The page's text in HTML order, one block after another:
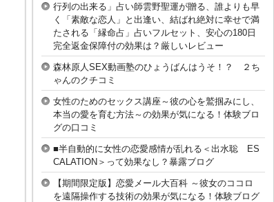
行列の出来る」占い師雲野聖運が贈る、誰よりも早
く「素敵な恋人」と出逢い、結ばれ絶対に幸せで満
たされる「縁命占」占いフルセット、安心の180日
完全返金保障付の効果は？厳しいレビュー
森林原人SEX動画塾のひょうばんはうそ！？ ２ち
ゃんのクチコミ
女性のためのセックス講座～彼の心を鷲掴みにし、
本当の愛を育む方法～の効果が気になる！体験ブロ
グの口コミ
■半自動的に女性の恋愛感情が乱れる＜出水聡 ES
CALATION＞って効果なし？暴露ブログ
【期間限定版】恋愛メール大百科 ～彼女のココロ
を遠隔操作する技術の効果が気になる！体験ブログ